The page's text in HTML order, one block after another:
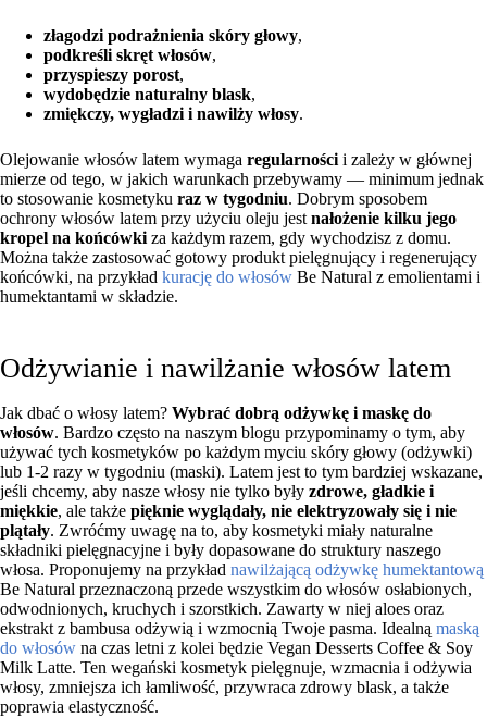
złagodzi podrażnienia skóry głowy,
podkreśli skręt włosów,
przyspieszy porost,
wydobędzie naturalny blask,
zmiękczy, wygładzi i nawilży włosy.
Olejowanie włosów latem wymaga regularności i zależy w głównej
mierze od tego, w jakich warunkach przebywamy — minimum jednak
to stosowanie kosmetyku raz w tygodniu. Dobrym sposobem
ochrony włosów latem przy użyciu oleju jest nałożenie kilku jego
kropel na końcówki za każdym razem, gdy wychodzisz z domu.
Można także zastosować gotowy produkt pielęgnujący i regenerujący
końcówki, na przykład kurację do włosów Be Natural z emolientami i
humektantami w składzie.
Odżywianie i nawilżanie włosów latem
Jak dbać o włosy latem? Wybrać dobrą odżywkę i maskę do
włosów. Bardzo często na naszym blogu przypominamy o tym, aby
używać tych kosmetyków po każdym myciu skóry głowy (odżywki)
lub 1-2 razy w tygodniu (maski). Latem jest to tym bardziej wskazane,
jeśli chcemy, aby nasze włosy nie tylko były zdrowe, gładkie i
miękkie, ale także pięknie wyglądały, nie elektryzowały się i nie
plątały. Zwróćmy uwagę na to, aby kosmetyki miały naturalne
składniki pielęgnacyjne i były dopasowane do struktury naszego
włosa. Proponujemy na przykład nawilżającą odżywkę humektantową
Be Natural przeznaczoną przede wszystkim do włosów osłabionych,
odwodnionych, kruchych i szorstkich. Zawarty w niej aloes oraz
ekstrakt z bambusa odżywią i wzmocnią Twoje pasma. Idealną maską
do włosów na czas letni z kolei będzie Vegan Desserts Coffee & Soy
Milk Latte. Ten wegański kosmetyk pielęgnuje, wzmacnia i odżywia
włosy, zmniejsza ich łamliwość, przywraca zdrowy blask, a także
poprawia elastyczność.